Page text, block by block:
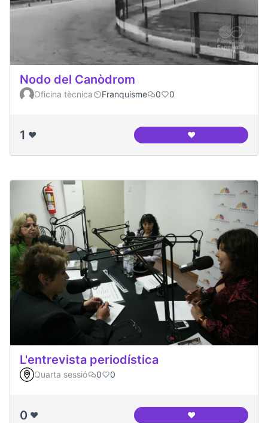
Nodo del Canòdrom
Oficina tècnica Franquisme 0 0
1 ❤️ ❤️Nodo del
L'entrevista periodística
Quarta sessió 0 0
0 ❤️ ❤️L'entrevista